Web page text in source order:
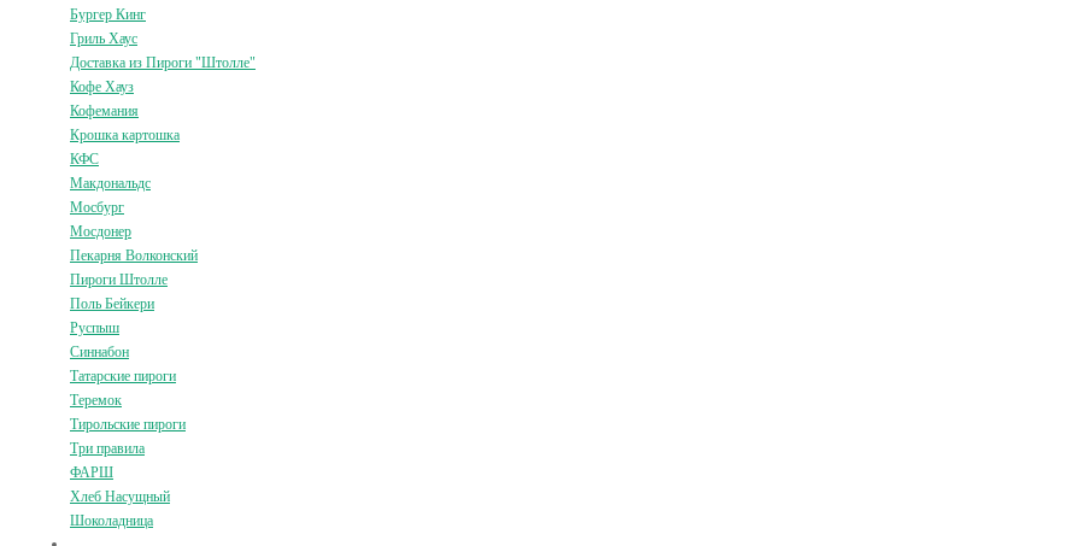
Бургер Кинг
Гриль Хаус
Доставка из Пироги "Штолле"
Кофе Хауз
Кофемания
Крошка картошка
КФС
Макдональдс
Мосбург
Мосдонер
Пекарня Волконский
Пироги Штолле
Поль Бейкери
Руспыш
Синнабон
Татарские пироги
Теремок
Тирольские пироги
Три правила
ФАРШ
Хлеб Насущный
Шоколадница